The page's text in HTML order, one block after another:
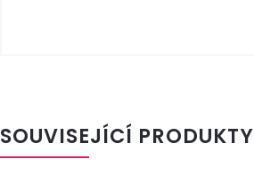
SOUVISEJÍCÍ PRODUKTY